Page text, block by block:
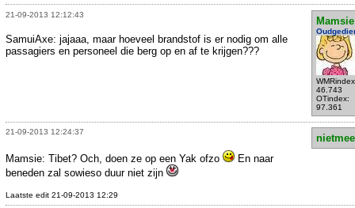
21-09-2013 12:12:43
Mamsie
46.743
OTindex:
97.361
SamuiAxe: jajaaa, maar hoeveel brandstof is er nodig om alle
passagiers en personeel die berg op en af te krijgen???
21-09-2013 12:24:37
Mamsie: Tibet? Och, doen ze op een Yak ofzo
En naar
beneden zal sowieso duur niet zijn
Laatste edit 21-09-2013 12:29